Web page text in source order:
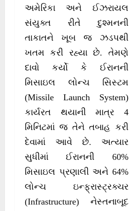
અમેરિકા અને ઈઝરાયલ
સંયુક્ત રીતે દુશ્મનની
તાકાતને ખૂબ જ ઝડપથી
ખતમ કરી રહ્યા છે. તેમણે
દાવો કર્યો કે ઈરાનની
મિસાઇલ લોન્ચ સિસ્ટમ
(Missile Launch System)
કાર્યરત થયાની માત્ર 4
મિનિટમાં જ તેને તબાહ કરી
દેવામાં આવે છે. અત્યાર
સુધીમાં ઈરાનની 60%
મિસાઇલ પ્રણાલી અને 64%
લોન્ચ ઇન્ફ્રાસ્ટ્રક્ચર
(Infrastructure) નેસ્તનાબૂદ